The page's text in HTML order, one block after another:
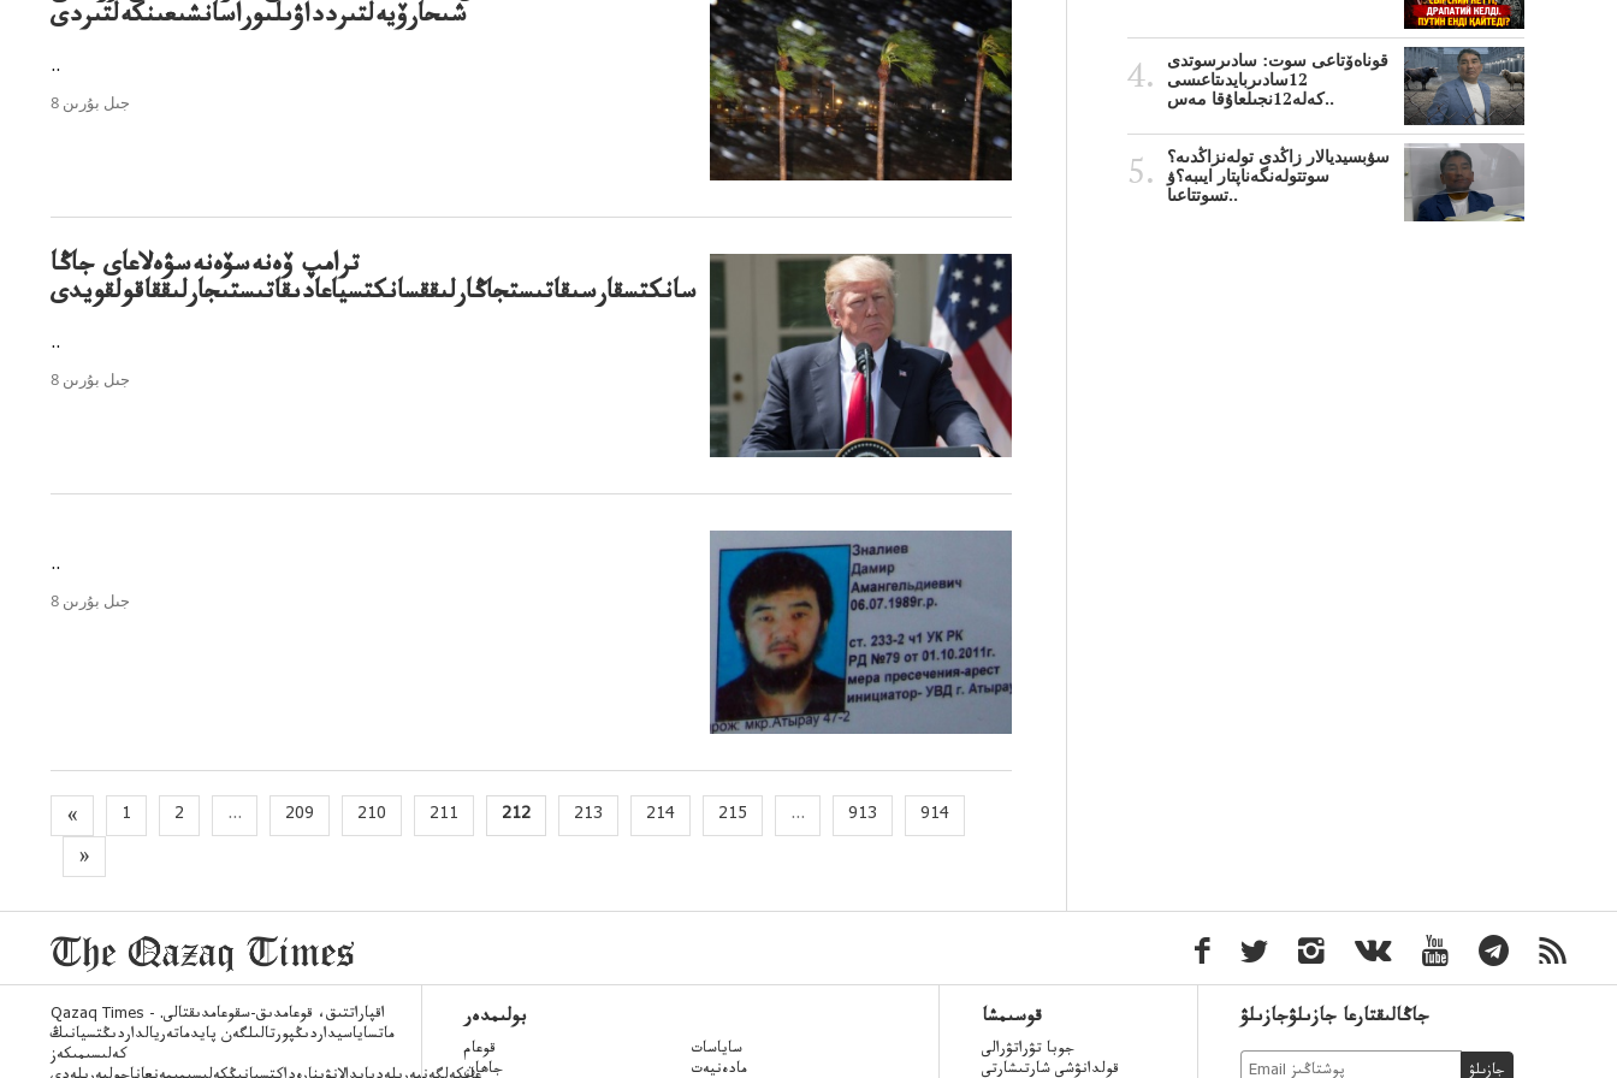
شىحارۆيەلتىردداۋىلىوراسانشىعىنكەلتىردى
..
8 جىل بۇرىن
ترامپ ۆەنەسۆەنەسۋەلاعاى جاڭا
سانكتسقارسىقاتىستجاڭارلىققسانكتسياعادىقاتىستىجارلىققاقولقويدى
..
8 جىل بۇرىن
..
8 جىل بۇرىن
« 1 2 ... 209 210 211 212 213 214 215 ... 913
914
»
قوناەۆتاعى سوت: سادىرسوتدى
12سادىربايدىتاعىسى
كەلە12نجىلعاۇقا مەس..
سۋبسيديالار زاڭدى تولەنزاڭدىە؟
سوتتولەنگەناپتار ايىبە؟ۋ
تسوتتاعىا..
Qazaq Times - اقپاراتتىق، قوعامدىق-سقوعامدىقتالى.
ماتساياسيداردىڭپورتالىلگەن پايدماتەريالداردىڭتسيانىڭ
كەلىسىمىكەز
بولىمدەر
قوعام
جاھان
ساياسات
مادەنيەت
قوسىمشا
جوبا تۋراتۋرالى
قولدانۋشى شارتىشارتى
جاڭالىقتارعا جازىلۋجازىلۋ
جازىلۋ